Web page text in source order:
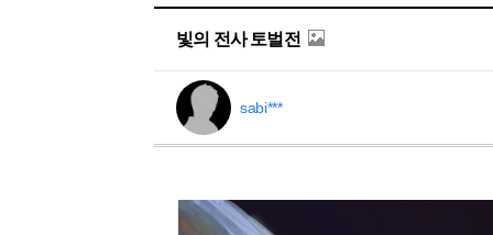
빛의 전사 토벌전
sabi***